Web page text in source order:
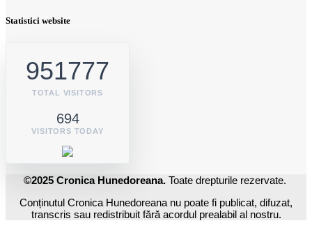
Statistici website
951777
TOTAL VISITORS
694
VISITORS TODAY
©2025 Cronica Hunedoreana.Toate drepturile rezervate.
Conținutul Cronica Hunedoreana nu poate fi publicat, difuzat,
transcris sau redistribuit fără acordul prealabil al nostru.